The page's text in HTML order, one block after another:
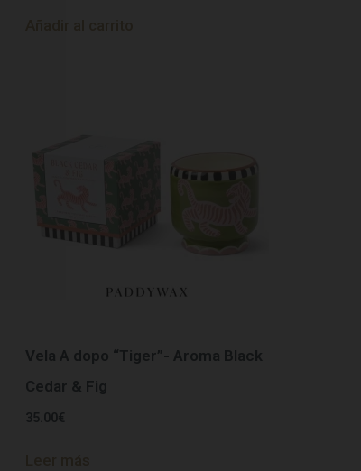
Vela A dopo “Tiger”- Aroma Black
Cedar & Fig
35.00€